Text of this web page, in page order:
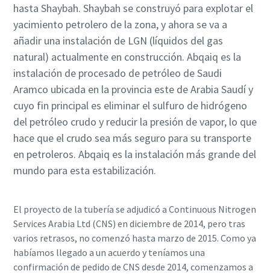
hasta Shaybah. Shaybah se construyó para explotar el
yacimiento petrolero de la zona, y ahora se va a
añadir una instalación de LGN (líquidos del gas
natural) actualmente en construcción. Abqaiq es la
instalación de procesado de petróleo de Saudi
Aramco ubicada en la provincia este de Arabia Saudí y
cuyo fin principal es eliminar el sulfuro de hidrógeno
del petróleo crudo y reducir la presión de vapor, lo que
hace que el crudo sea más seguro para su transporte
en petroleros. Abqaiq es la instalación más grande del
mundo para esta estabilización.
El proyecto de la tubería se adjudicó a Continuous Nitrogen
Services Arabia Ltd (CNS) en diciembre de 2014, pero tras
varios retrasos, no comenzó hasta marzo de 2015. Como ya
habíamos llegado a un acuerdo y teníamos una
confirmación de pedido de CNS desde 2014, comenzamos a